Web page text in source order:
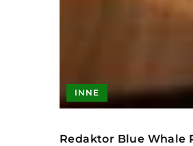
INNE
Redaktor Blue Whale